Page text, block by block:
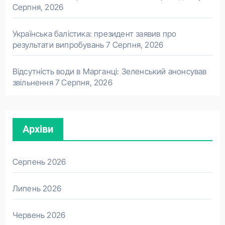
Серпня, 2026
Українська балістика: президент заявив про
результати випробувань 7 Серпня, 2026
Відсутність води в Марганці: Зеленський анонсував
звільнення 7 Серпня, 2026
Архіви
Серпень 2026
Липень 2026
Червень 2026